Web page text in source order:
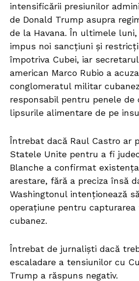
intensificării presiunilor
de Donald Trump asupra
de la Havana. În ultimele
impus noi sancțiuni și
împotriva Cubei, iar
american Marco Rubio a
conglomeratul militar
responsabil pentru penele de
lipsurile alimentare de pe
Întrebat dacă Raul Castro ar
Statele Unite pentru a fi
Blanche a confirmat
arestare, fără a preciza însă
Washingtonul intenționează
operațiune pentru
cubanez.
Întrebat de jurnaliști dacă
escaladare a tensiunilor cu
Trump a răspuns negativ.